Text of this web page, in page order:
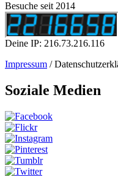
Besuche seit 2014
Deine IP: 216.73.216.116
Impressum /
Soziale Medien